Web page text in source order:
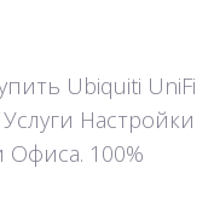
Ubiquiti UniFi
Настройки
Офиса. 100%